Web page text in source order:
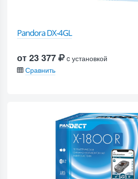
Pandora DX-4GL
от 23 377
c установкой
Сравнить